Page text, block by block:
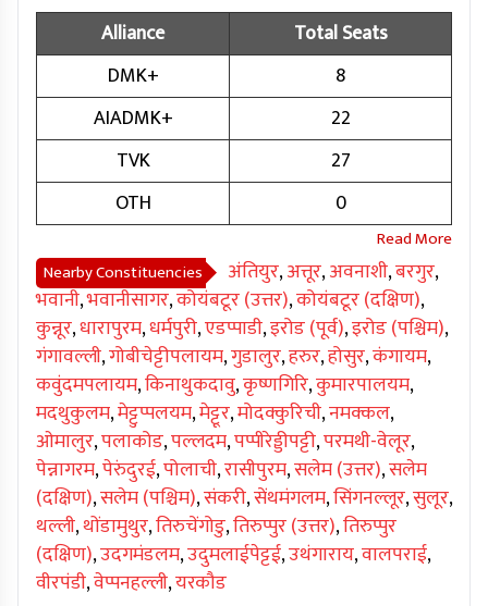
Alliance
Total Seats
DMK+
8
AIADMK+
22
TVK
27
OTH
0
Nearby Constituencies अंतियुर,अत्तूर,अवनाशी,बरगुर,
भवानी,भवानीसागर,कोयंबटूर (उत्तर),कोयंबटूर (दक्षिण),
कुन्नूर,धारापुरम,धर्मपुरी,एडप्पाडी,इरोड (पूर्व),इरोड (पश्चिम),
गंगावल्ली,गोबीचेट्टीपलायम,गुडालुर,हरुर,होसुर,कंगायम,
कवुंदमपलायम,किनाथुकदावु,कृष्णगिरि,कुमारपालयम,
मदथुकुलम,मेट्टुप्पलयम,मेट्टूर,मोदक्कुरिची,नमक्कल,
ओमालुर,पलाकोड,पल्लदम,पप्पीरेड्डीपट्टी,परमथी-वेलूर,
पेन्नागरम,पेरुंदुरई,पोलाची,रासीपुरम,सलेम (उत्तर),सलेम
(दक्षिण),सलेम (पश्चिम),संकरी,सेंथमंगलम,सिंगनल्लूर,सुलूर,
थल्ली,थोंडामुथुर,तिरुचेंगोडु,तिरुप्पुर (उत्तर),तिरुप्पुर
(दक्षिण),उदगमंडलम,उदुमलाईपेट्टई,उथंगाराय,वालपराई,
वीरपंडी,वेप्पनहल्ली,यरकौड